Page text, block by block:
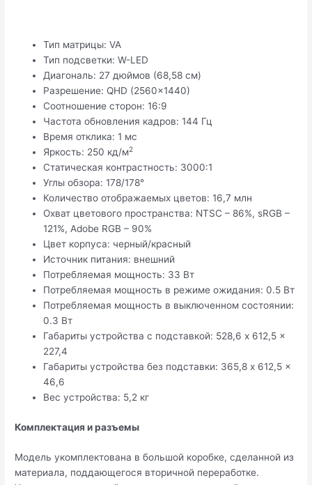
Тип матрицы: VA
Тип подсветки: W-LED
Диагональ: 27 дюймов (68,58 см)
Разрешение: QHD (2560×1440)
Соотношение сторон: 16:9
Частота обновления кадров: 144 Гц
Время отклика: 1 мс
Яркость: 250 кд/м2
Статическая контрастность: 3000:1
Углы обзора: 178/178°
Количество отображаемых цветов: 16,7 млн
Охват цветового пространства: NTSC – 86%, sRGB –
121%, Adobe RGB – 90%
Цвет корпуса: черный/красный
Источник питания: внешний
Потребляемая мощность: 33 Вт
Потребляемая мощность в режиме ожидания: 0.5 Вт
Потребляемая мощность в выключенном состоянии:
0.3 Вт
Габариты устройства с подставкой: 528,6 x 612,5 x
227,4
Габариты устройства без подставки: 365,8 x 612,5 x
46,6
Вес устройства: 5,2 кг
Комплектация и разъемы
Модель укомплектована в большой коробке, сделанной из
материала, поддающегося вторичной переработке.